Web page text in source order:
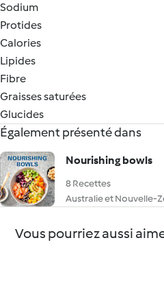
Sodium
Protides
Calories
Lipides
Fibre
Graisses saturées
Glucides
Également présenté dans
Nourishing bowls
8 Recettes
Australie et Nouvelle-
Vous pourriez aussi